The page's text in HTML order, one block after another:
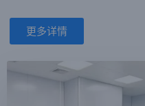
更多详情